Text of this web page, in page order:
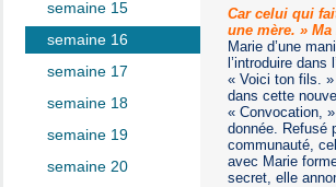
Car celui qui
une mère. »
Marie d’une
l’introduire
« Voici ton fils.
dans cette
« Convocation,
donnée. Refusé
communauté,
avec Marie
secret, elle
semaine 15
semaine 16
semaine 17
semaine 18
semaine 19
semaine 20